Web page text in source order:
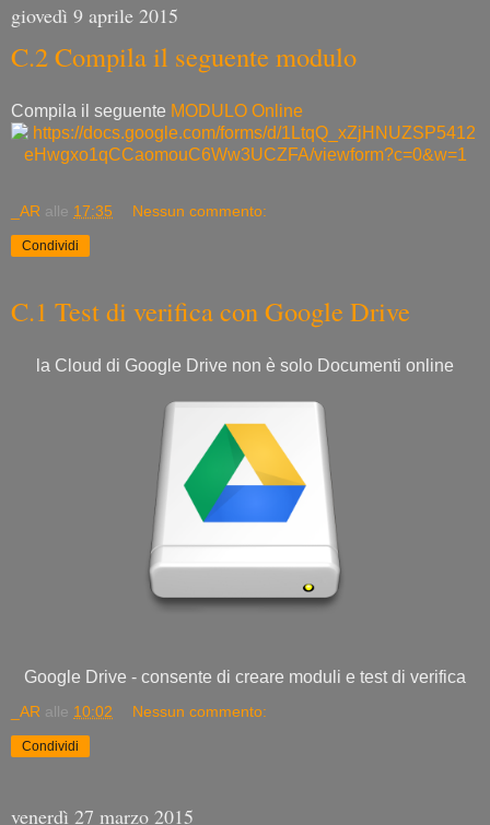
giovedì 9 aprile 2015
C.2 Compila il seguente modulo
Compila il seguente MODULO Online
_AR alle 17:35 Nessun commento:
Condividi
C.1 Test di verifica con Google Drive
la Cloud di Google Drive non è solo Documenti online
Google Drive - consente di creare moduli e test di verifica
_AR alle 10:02 Nessun commento:
Condividi
venerdì 27 marzo 2015